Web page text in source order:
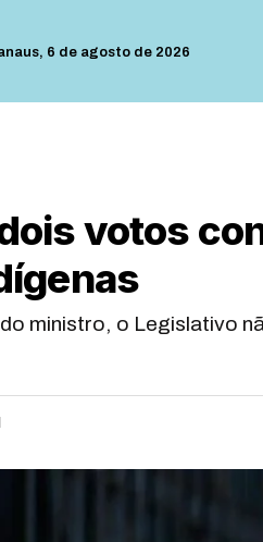
6 de agosto de 2026
votos
ministro, o Legislativo